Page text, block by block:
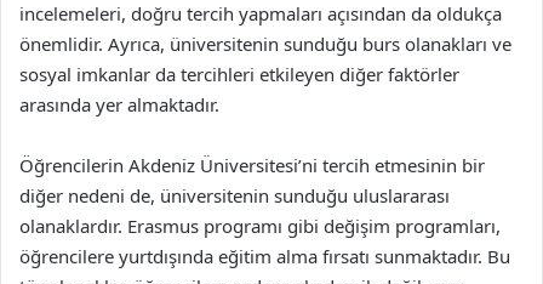
incelemeleri, doğru tercih yapmaları açısından da oldukça
önemlidir. Ayrıca, üniversitenin sunduğu burs olanakları ve
sosyal imkanlar da tercihleri etkileyen diğer faktörler
arasında yer almaktadır.
Öğrencilerin Akdeniz Üniversitesi’ni tercih etmesinin bir
diğer nedeni de, üniversitenin sunduğu uluslararası
olanaklardır. Erasmus programı gibi değişim programları,
öğrencilere yurtdışında eğitim alma fırsatı sunmaktadır. Bu